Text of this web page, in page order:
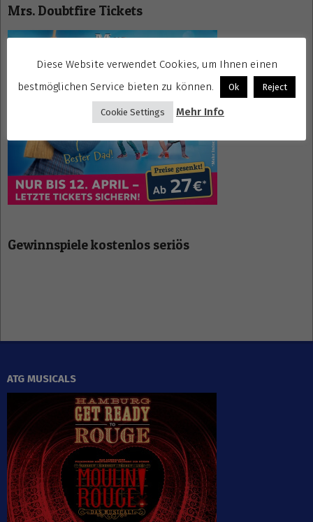
Mrs. Doubtfire Tickets
Gewinnspiele kostenlos seriös
ATG MUSICALS
Diese Website verwendet Cookies, um Ihnen einen
bestmöglichen Service bieten zu können.
Ok Reject
Cookie Settings Mehr Info